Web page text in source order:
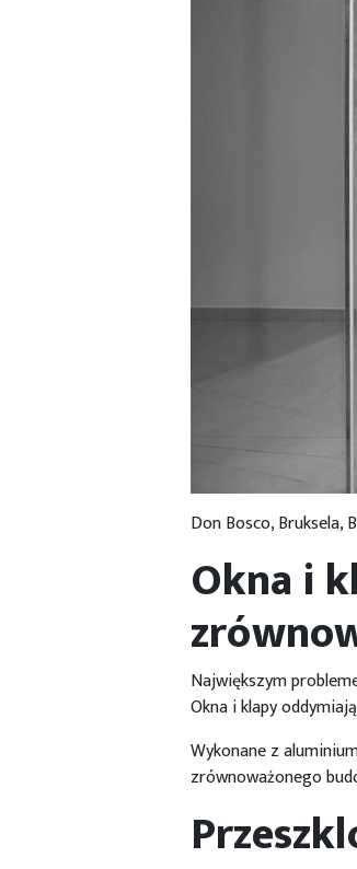
Don Bosco, Bruksela,
Okna i
Największym
Okna i klapy
Wykonane z
zrównoważonego